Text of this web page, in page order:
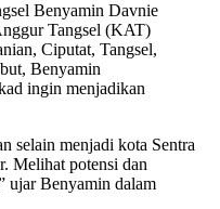
Benyamin Davnie
Tangsel (KAT)
Ciputat, Tangsel,
Benyamin
ingin menjadikan
selain menjadi kota Sentra
Melihat potensi dan
ujar Benyamin dalam